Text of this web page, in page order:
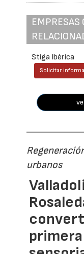
EMPRESAS
Stiga Ibérica
Solicitar
urbanos